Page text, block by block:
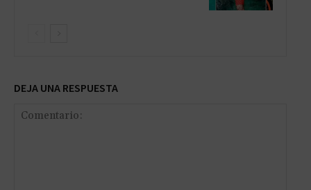
DEJA UNA RESPUESTA